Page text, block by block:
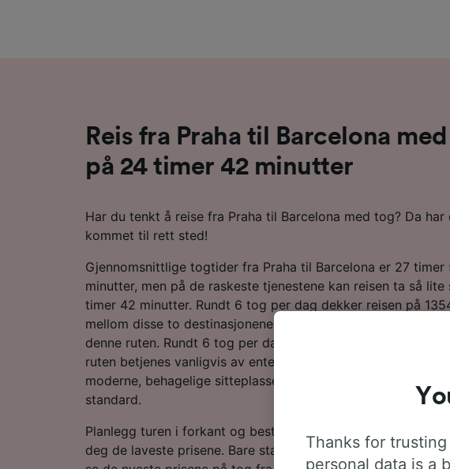
Reis fra Praha til Barcelona
på 24 timer 42 minutter
Har du tenkt å reise fra Praha til Barcelona med tog? Da har
kommet til rett sted!
Gjennomsnittlige togtider fra Praha til Barcelona er 27 timer
minutter, men på de raskeste tjenestene kan reisen ta så lite
timer 42 minutter. Rundt 6 tog per dag dekker reisen på
mellom disse to destinasjonene. Du må foreta 3 bytter
denne ruten. Rundt 6 tog per dag går til Barcelona. Tog
ruten betjenes vanligvis av enten DB eller SNCF. Om bord
moderne, behagelige sitteplasser og masser av plass til
standard.
Planlegg turen i forkant og bestill billetter på forhånd hvis du
deg de laveste prisene. Bare start et søk iThanks for
personal data is a